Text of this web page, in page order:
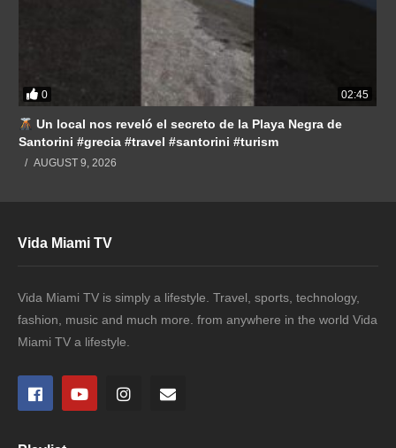
0 02:45
Un local nos reveló el secreto de la Playa Negra de
Santorini #grecia #travel #santorini #turism
AUGUST 9, 2026
Vida Miami TV
Vida Miami TV is simply a lifestyle. Travel, sports, technology,
fashion, music and much more. from anywhere in the world Vida
Miami TV a lifestyle.